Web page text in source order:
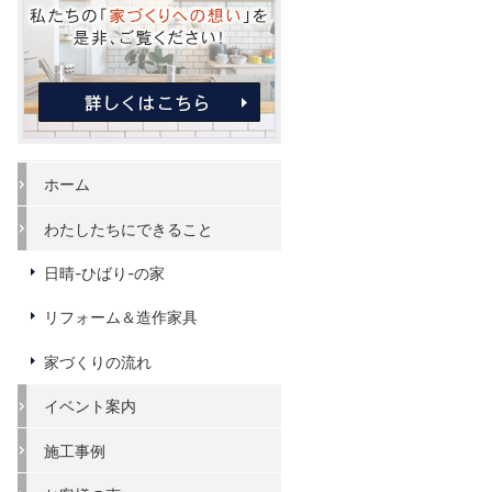
ホーム
わたしたちにできること
日晴-ひばり-の家
リフォーム＆造作家具
家づくりの流れ
イベント案内
施工事例